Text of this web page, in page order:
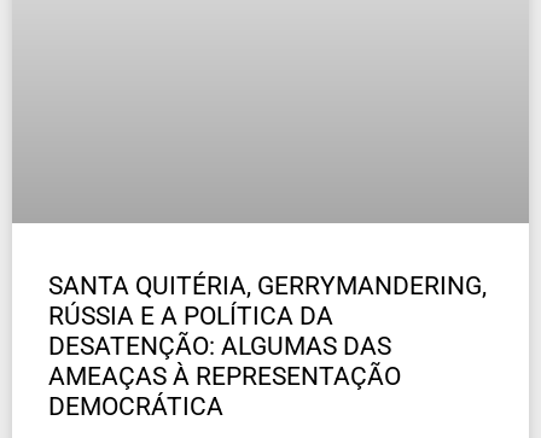
SANTA QUITÉRIA, GERRYMANDERING,
RÚSSIA E A POLÍTICA DA
DESATENÇÃO: ALGUMAS DAS
AMEAÇAS À REPRESENTAÇÃO
DEMOCRÁTICA